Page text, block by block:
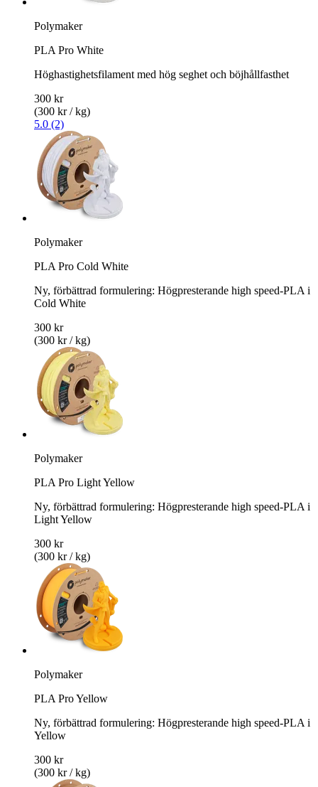
Polymaker
PLA Pro White
Höghastighetsfilament med hög seghet och böjhållfasthet
300 kr
(300 kr / kg)
5.0 (2)
Polymaker
PLA Pro Cold White
Ny, förbättrad formulering: Högpresterande high speed-PLA i
Cold White
300 kr
(300 kr / kg)
Polymaker
PLA Pro Light Yellow
Ny, förbättrad formulering: Högpresterande high speed-PLA i
Light Yellow
300 kr
(300 kr / kg)
Polymaker
PLA Pro Yellow
Ny, förbättrad formulering: Högpresterande high speed-PLA i
Yellow
300 kr
(300 kr / kg)